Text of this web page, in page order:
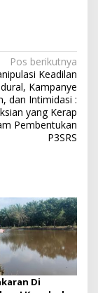
Pos berikutnya
Keadilan
Kampanye
dan Intimidasi :
yang Kerap
Pembentukan
P3SRS
Di